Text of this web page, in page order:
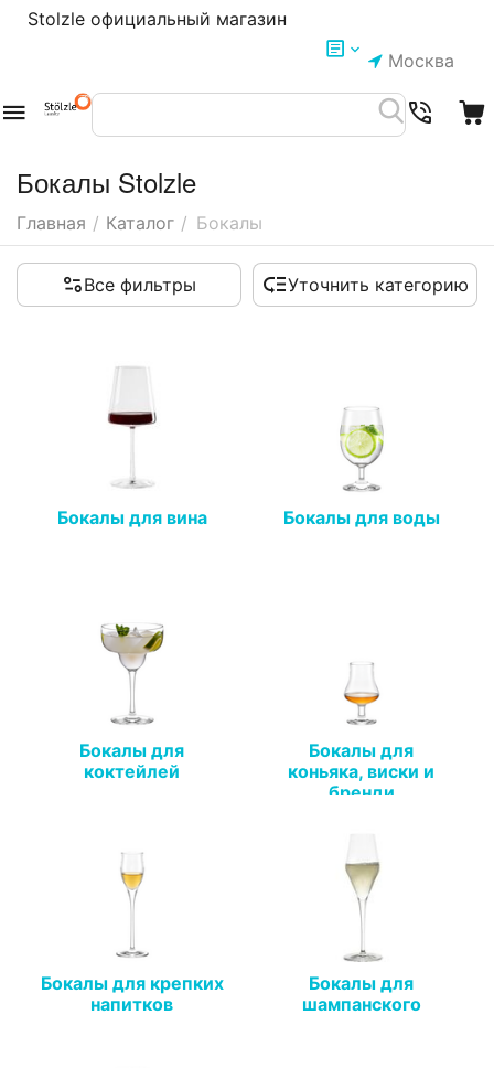
Stolzle официальный магазин
Москва
Бокалы Stolzle
Главная / Каталог / Бокалы
Все фильтры Уточнить категорию
Бокалы для вина Бокалы для воды
Бокалы для
коктейлей
Бокалы для
коньяка, виски и
бренди
Бокалы для крепких
напитков
Бокалы для
шампанского